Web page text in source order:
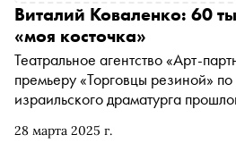
Шерешевский, один из самых
постановщиков в России,
театров — МТЮЗа (с декабря
театра Малыщицкого (КТМ) в
обладатель множества наград,
«Сноб» поговорил с Петром об
режиссерском методе, о
28 марта 2025 г.
Виталий Коваленко: 60
«моя косточка»
Театральное агентство «Арт-
премьеру «Торговцы резиной» по
израильского драматурга
МТЮЗа блестящую команду: трех